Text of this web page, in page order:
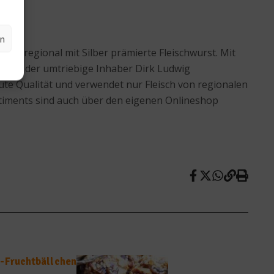
mit Silber prämierte Fleischwurst. Mit
der umtriebige Inhaber Dirk Ludwig
Qualität und verwendet nur Fleisch von regionalen
sind auch über den eigenen Onlineshop
Fruchtbällchen